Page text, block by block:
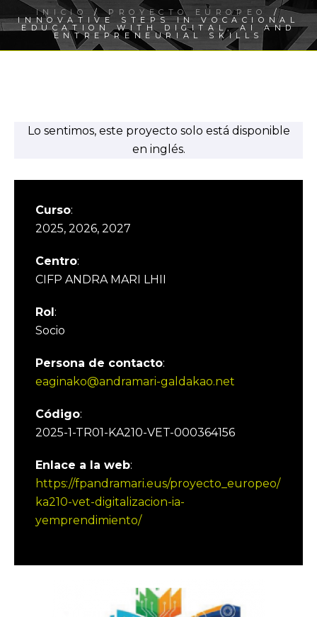
INICIO /PROYECTO EUROPEO /
INNOVATIVE STEPS IN VOCACIONAL
EDUCATION WITH DIGITAL, AI AND
ENTREPRENEURIAL SKILLS
Lo sentimos, este proyecto solo está disponible
en inglés.
Curso:
2025, 2026, 2027
Centro:
CIFP ANDRA MARI LHII
Rol:
Socio
Persona de contacto:
eaginako@andramari-galdakao.net
Código:
2025-1-TR01-KA210-VET-000364156
Enlace a la web:
https://fpandramari.eus/proyecto_europeo/
ka210-vet-digitalizacion-ia-
yemprendimiento/